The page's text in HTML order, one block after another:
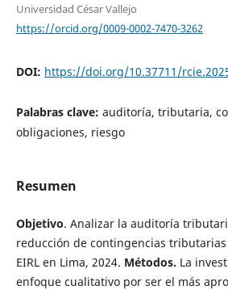
Universidad César Vallejo
https://orcid.org/0009-0002-7470-3262
DOI: https://doi.org/10.37711/
Palabras clave: auditoría, tributaria,
obligaciones, riesgo
Resumen
Objetivo. Analizar la auditoría
reducción de contingencias tributarias
EIRL en Lima, 2024. Métodos. La
enfoque cualitativo por ser el más